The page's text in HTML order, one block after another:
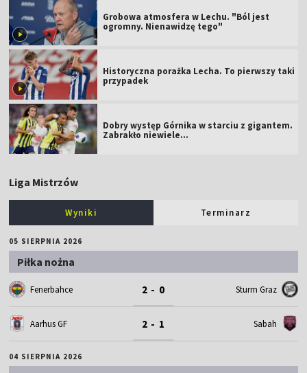
Grobowa atmosfera w Lechu. "Ból jest
ogromny. Nienawidzę tego"
Historyczna porażka Lecha. To pierwszy taki
przypadek
Dobry występ Górnika w starciu z gigantem.
Zabrakło niewiele...
Liga Mistrzów
Wyniki Terminarz
05 SIERPNIA 2026
Piłka nożna
Fenerbahce 2 - 0 Sturm Graz
Aarhus GF 2 - 1 Sabah
04 SIERPNIA 2026